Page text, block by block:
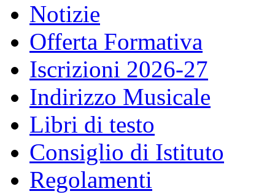
Notizie
Offerta Formativa
Iscrizioni 2026-27
Indirizzo Musicale
Libri di testo
Consiglio di Istituto
Regolamenti